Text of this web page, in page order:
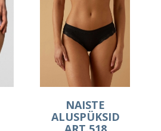
NAISTE
ALUSPÜKSID